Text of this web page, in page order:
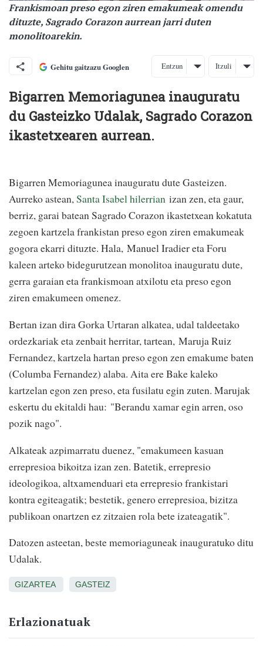
Frankismoan preso egon ziren emakumeak omendu
dituzte, Sagrado Corazon aurrean jarri duten
monolitoarekin.
Gehitu gaitzazu Googlen Entzun Itzuli
Bigarren Memoriagunea inauguratu
du Gasteizko Udalak, Sagrado Corazon
ikastetxearen aurrean.
Bigarren Memoriagunea inauguratu dute Gasteizen.
Aurreko astean,Santa Isabel hilerrian izan zen, eta gaur,
berriz, garai batean Sagrado Corazon ikastetxean kokatuta
zegoen kartzela frankistan preso egon ziren emakumeak
gogora ekarri dituzte. Hala, Manuel Iradier eta Foru
kaleen arteko bidegurutzean monolitoa inauguratu dute,
gerra garaian eta frankismoan atxilotu eta preso egon
ziren emakumeen omenez.
Bertan izan dira Gorka Urtaran alkatea, udal taldeetako
ordezkariak eta zenbait herritar, tartean, Maruja Ruiz
Fernandez, kartzela hartan preso egon zen emakume baten
(Columba Fernandez) alaba. Aita ere Bake kaleko
kartzelan egon zen preso, eta fusilatu egin zuten. Marujak
eskertu du ekitaldi hau: "Berandu xamar egin arren, oso
pozik nago".
Alkateak azpimarratu duenez, "emakumeen kasuan
errepresioa bikoitza izan zen. Batetik, errepresio
ideologikoa, altxamenduari eta errepresio frankistari
kontra egiteagatik; bestetik, genero errepresioa, bizitza
publikoan onartzen ez zitzaien rola bete izateagatik".
Datozen asteetan, beste memoriaguneak inauguratuko ditu
Udalak.
GIZARTEA GASTEIZ
Erlazionatuak